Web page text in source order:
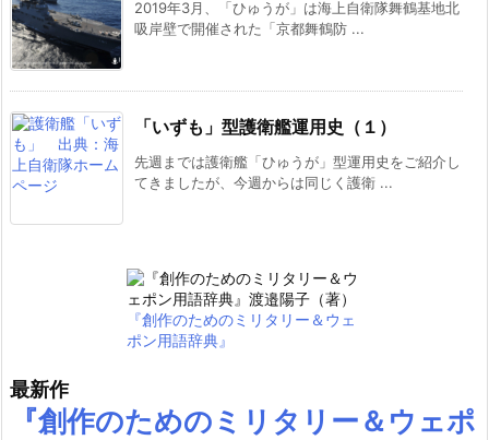
2019年3月、「ひゅうが」は海上自衛隊舞鶴基地北
吸岸壁で開催された「京都舞鶴防 ...
「いずも」型護衛艦運用史（１）
先週までは護衛艦「ひゅうが」型運用史をご紹介し
てきましたが、今週からは同じく護衛 ...
『創作のためのミリタリー＆ウェ
ポン用語辞典』
最新作
『創作のためのミリタリー＆ウェポ